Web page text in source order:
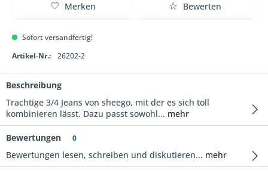
Merken Bewerten
Sofort versandfertig!
Artikel-Nr.:
26202-2
Beschreibung
Trachtige 3/4 Jeans von sheego, mit der es sich toll
kombinieren lässt. Dazu passt sowohl... mehr
Bewertungen 0
Bewertungen lesen, schreiben und diskutieren... mehr